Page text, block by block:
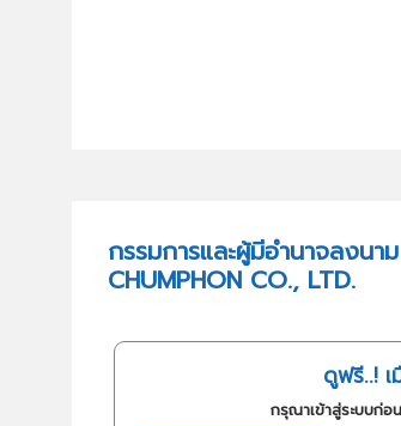
กรรมการและผู้มีอำนาจลงนา
CHUMPHON CO., LTD.
ดูฟรี..!
กรุณาเข้าสู่ระบบก่อ